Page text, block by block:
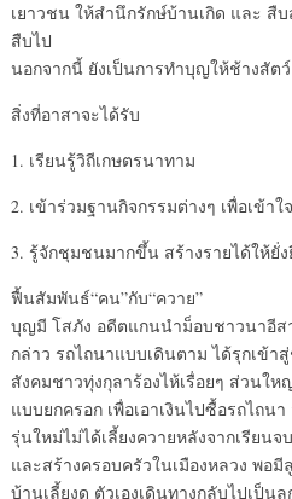
เยาวชน ให้สำนึกรักษ์บ้านเกิด และ สื
สืบไป
นอกจากนี้ ยังเป็นการทำบุญให้ช้างสัต
สิ่งที่อาสาจะได้รับ
1. เรียนรู้วิถีเกษตรนาทาม
2. เข้าร่วมฐานกิจกรรมต่างๆ เพื่อเข้าใ
3. รู้จักชุมชนมากขึ้น สร้างรายได้ให้ยั่
ฟื้นสัมพันธ์“คน”กับ“ควาย”
บุญมี โสภัง อดีตแกนนำม็อบชาวนาอีส
กล่าว รถไถนาแบบเดินตาม ได้รุกเข้า
สังคมชาวทุ่งกุลาร้องไห้เรื่อยๆ ส่วนใ
แบบยกครอก เพื่อเอาเงินไปซื้อรถไถ
รุ่นใหม่ไม่ได้เลี้ยงควายหลังจากเรียน
และสร้างครอบครัวในเมืองหลวง พอ
บ้านเลี้ยงดู ตัวเองเดินทางกลับไปเป็น